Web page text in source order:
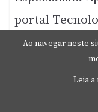
portal
Apple.
Ao navegar neste
Leia